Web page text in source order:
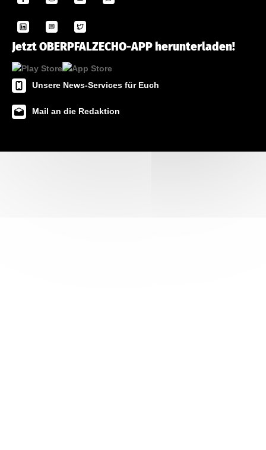
Jetzt OBERPFALZECHO-APP herunterladen!
Unsere News-Services für Euch
Mail an die Redaktion